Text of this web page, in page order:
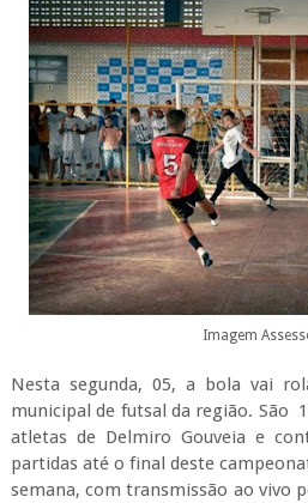
Imagem
Nesta segunda, 05, a bola vai
municipal de futsal da região. São
atletas de Delmiro Gouveia e
partidas até o final deste
semana, com transmissão ao vivo